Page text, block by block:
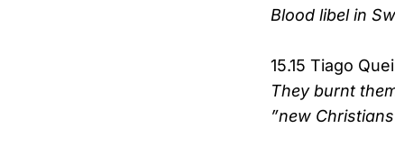
Blood libel in
15.15 Tiago
They burnt
”new